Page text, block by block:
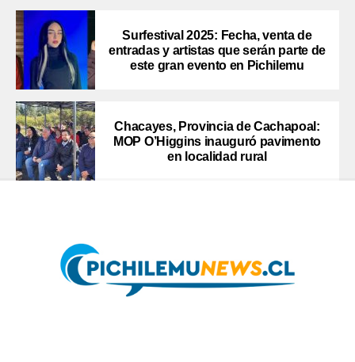
Surfestival 2025: Fecha, venta de
entradas y artistas que serán parte de
este gran evento en Pichilemu
Chacayes, Provincia de Cachapoal:
MOP O’Higgins inauguró pavimento
en localidad rural